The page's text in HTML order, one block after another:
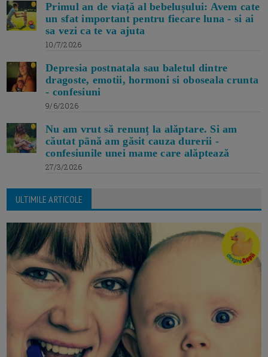
Primul an de viață al bebelușului: Avem cate
un sfat important pentru fiecare luna - si ai
sa vezi ca te va ajuta
10/7/2026
Depresia postnatala sau baletul dintre
dragoste, emotii, hormoni si oboseala crunta
- confesiuni
9/6/2026
Nu am vrut să renunț la alăptare. Si am
căutat pānă am găsit cauza durerii -
confesiunile unei mame care alăptează
27/3/2026
ULTIMILE ARTICOLE